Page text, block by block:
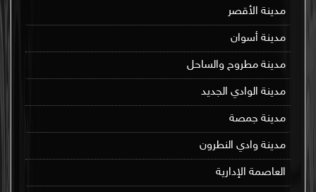
مدينة الأقصر
مدينة أسوان
مدينة مطروح والساحل
مدينة الوادي الجديد
مدينة جمصة
مدينة وادي النطرون
العاصمة الإدارية